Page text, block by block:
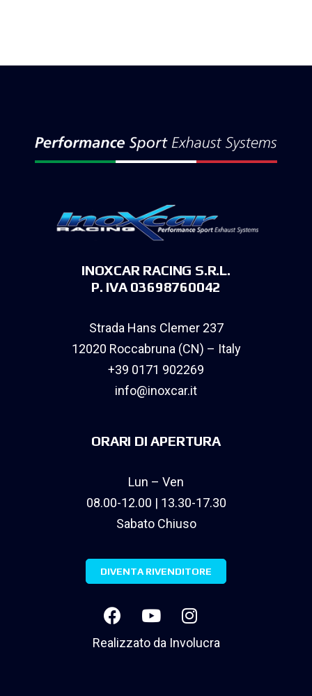
INOXCAR RACING S.R.L.
P. IVA 03698760042
Strada Hans Clemer 237
12020 Roccabruna (CN) – Italy
+39 0171 902269
info@inoxcar.it
ORARI DI APERTURA
Lun – Ven
08.00-12.00 | 13.30-17.30
Sabato Chiuso
DIVENTA RIVENDITORE
Realizzato da Involucra